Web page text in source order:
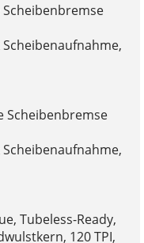
Scheibenaufnahme,
Scheibenbremse
Scheibenaufnahme,
Tubeless-Ready,
120 TPI,